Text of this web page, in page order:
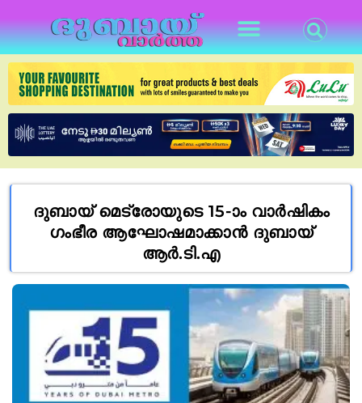
ദുബായ് മെട്രോയുടെ 15-ാം വാർഷികം
ഗംഭീര ആഘോഷമാക്കാൻ ദുബായ്
ആർ.ടി.എ